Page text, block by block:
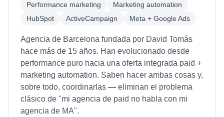
Performance marketing
Marketing automation
HubSpot
ActiveCampaign Meta + Google Ads
Agencia de Barcelona fundada por David Tomás
hace más de 15 años. Han evolucionado desde
performance puro hacia una oferta integrada paid +
marketing automation. Saben hacer ambas cosas y,
sobre todo, coordinarlas — eliminan el problema
clásico de "mi agencia de paid no habla con mi
agencia de MA".